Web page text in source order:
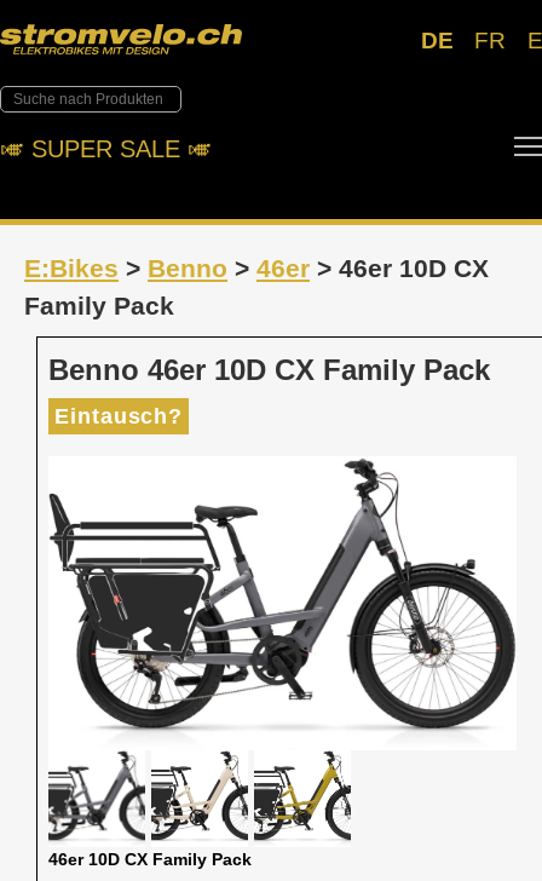
DE FR
🎺︎ SUPER SALE 🎺︎
E:Bikes > Benno > 46er > 46er 10D CX
Family Pack
Benno 46er 10D CX Family Pack
Eintausch?
46er 10D CX Family Pack